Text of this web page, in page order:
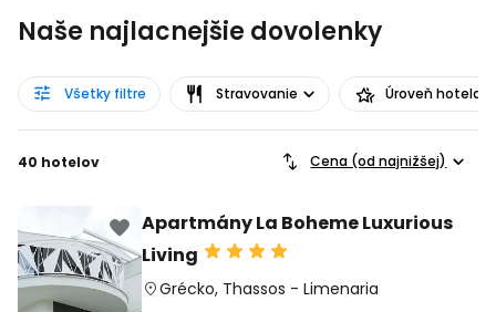
Naše najlacnejšie dovolenky
Všetky filtre Stravovanie Úroveň hotela
40 hotelov Cena (od najnižšej)
Apartmány La Boheme Luxurious
Living
Grécko, Thassos - Limenaria